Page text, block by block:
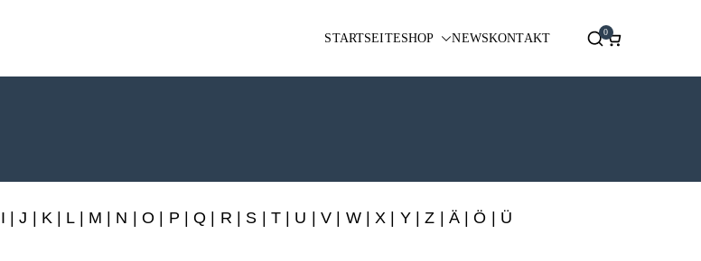
STARTSEITESHOP NEWSKONTAKT 0
I |J K| L| M N |O P |Q R S T U V W|X Y|Z Ä| Ö | Ü